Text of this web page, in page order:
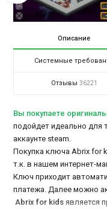
Описание
Системные
Отзывы 36221
Вы покупаете
подойдет идеально для
аккаунте steam.
Покупка ключа Abrix for
т.к. в нашем интернет-
Ключ приходит
платежа. Далее можно
Abrix for kids является